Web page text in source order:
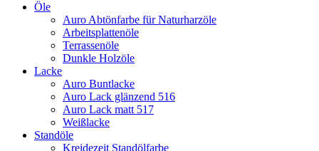
Öle
Auro Abtönfarbe für Naturharzöle
Arbeitsplattenöle
Terrassenöle
Dunkle Holzöle
Lacke
Auro Buntlacke
Auro Lack glänzend 516
Auro Lack matt 517
Weißlacke
Standöle
Kreidezeit Standölfarbe